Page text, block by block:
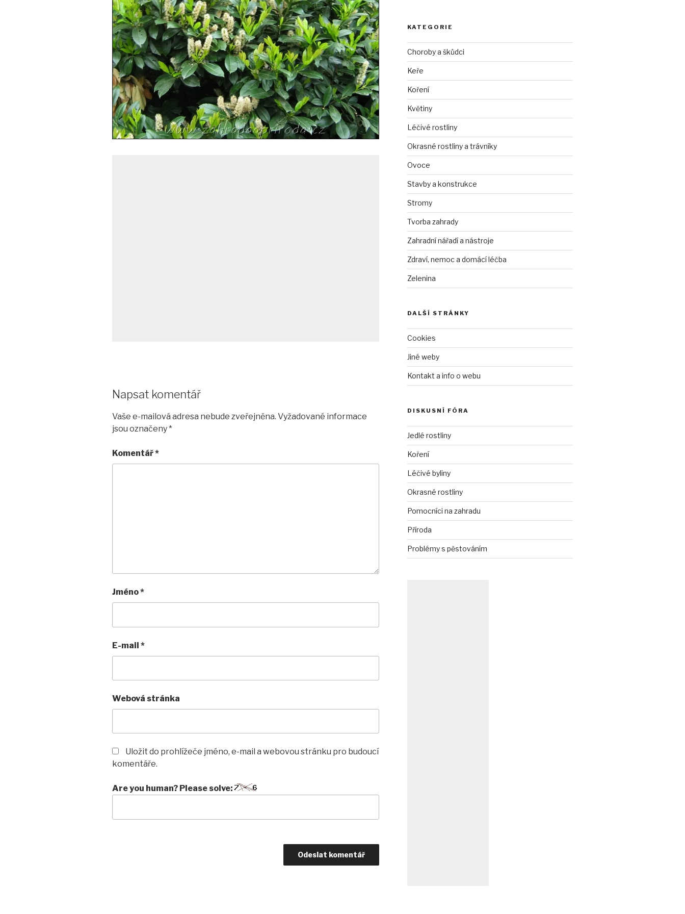
Napsat komentář
Vaše e-mailová adresa nebude zveřejněna. Vyžadované informace
jsou označeny*
Komentář*
Jméno*
E-mail *
Webová stránka
Uložit do prohlížeče jméno, e-mail a webovou stránku pro budoucí
komentáře.
Are you human? Please solve:
KATEGORIE
Choroby a škůdci
Keře
Koření
Květiny
Léčivé rostliny
Okrasné rostliny a trávníky
Ovoce
Stavby a konstrukce
Stromy
Tvorba zahrady
Zahradní nářadí a nástroje
Zdraví, nemoc a domácí léčba
Zelenina
DALŠÍ STRÁNKY
Cookies
Jiné weby
Kontakt a info o webu
DISKUSNÍ FÓRA
Jedlé rostliny
Koření
Léčivé byliny
Okrasné rostliny
Pomocníci na zahradu
Příroda
Problémy s pěstováním